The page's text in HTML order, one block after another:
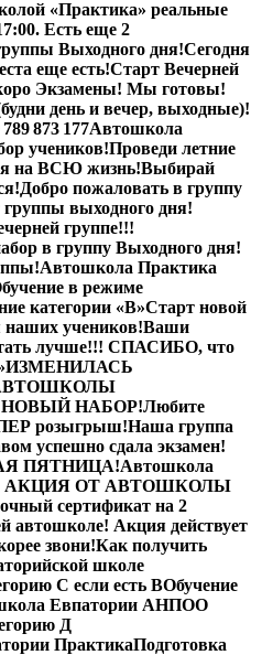
«Практика» реальные
Есть еще 2
Выходного дня!Сегодня
еще есть!Старт Вечерней
Экзамены! Мы готовы!
день и вечер, выходные)!
873 177Автошкола
учеников!Проведи летние
на ВСЮ жизнь!Выбирай
Добро пожаловать в группу
группы выходного дня!
группе!!!
в группу Выходного дня!
Автошкола Практика
в режиме
категории «B»Старт новой
наших учеников!Ваши
лучше!!! СПАСИБО, что
ИЗМЕНИЛАСЬ
НОВЫЙ НАБОР!Любите
розыгрыш!Наша группа
успешно сдала экзамен!
ПЯТНИЦА!Автошкола
АКЦИЯ ОТ АВТОШКОЛЫ
сертификат на 2
автошколе! Акция действует
звони!Как получить
школе
C если есть BОбучение
Евпатории АНПОО
Д
ПрактикаПодготовка